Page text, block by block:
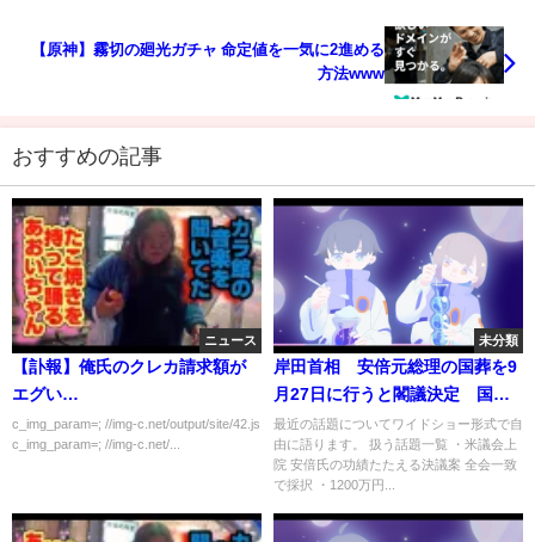
【原神】霧切の廻光ガチャ 命定値を一気に2進める
方法www
おすすめの記事
ニュース
【訃報】俺氏のクレカ請求額が
エグい…
c_img_param=; //img-c.net/output/site/42.js
c_img_param=; //img-c.net/...
未分類
岸田首相 安倍元総理の国葬を9
月27日に行うと閣議決定 国葬
に賛成？反対？それぞれの意見
を検証 統一教会 子供の死亡
保険もターゲットに【ベレティ
最近の話題についてワイドショー形式で自
由に語ります。 扱う話題一覧 ・米議会上
院 安倍氏の功績たたえる決議案 全会一致
で採択 ・1200万円...